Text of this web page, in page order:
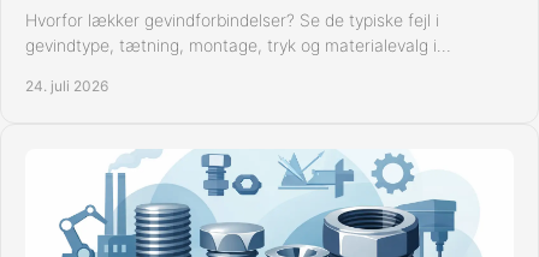
Hvorfor lækker gevindforbindelser? Se de typiske fejl i
gevindtype, tætning, montage, tryk og materialevalg i
24. juli 2026